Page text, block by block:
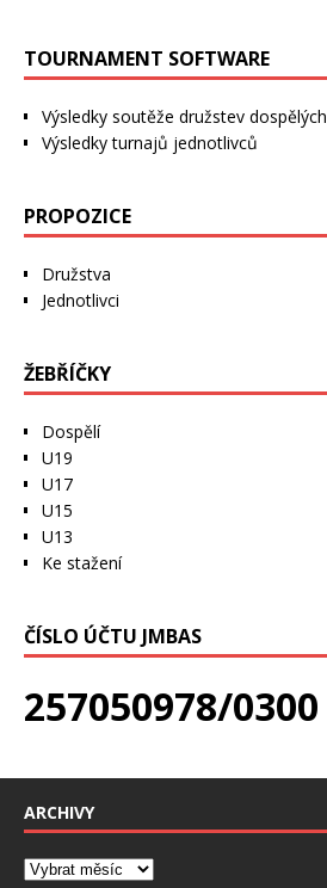
TOURNAMENT SOFTWARE
Výsledky soutěže družstev dospělých
Výsledky turnajů jednotlivců
PROPOZICE
Družstva
Jednotlivci
ŽEBŘÍČKY
Dospělí
U19
U17
U15
U13
Ke stažení
ČÍSLO ÚČTU JMBAS
257050978/0300
ARCHIVY